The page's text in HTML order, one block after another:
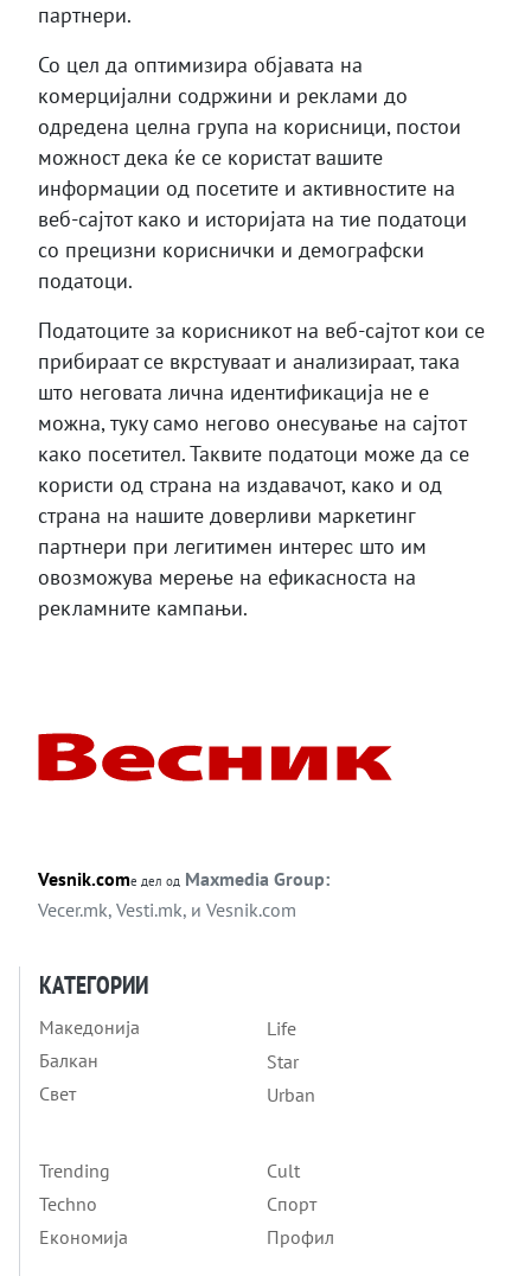
партнери.
Со цел да оптимизира објавата на
комерцијални содржини и реклами до
одредена целна група на корисници, постои
можност дека ќе се користат вашите
информации од посетите и активностите на
веб-сајтот како и историјата на тие податоци
со прецизни кориснички и демографски
податоци.
Податоците за корисникот на веб-сајтот кои се
прибираат се вкрстуваат и анализираат, така
што неговата лична идентификација не е
можна, туку само негово онесување на сајтот
како посетител. Таквите податоци може да се
користи од страна на издавачот, како и од
страна на нашите доверливи маркетинг
партнери при легитимен интерес што им
овозможува мерење на ефикасноста на
рекламните кампањи.
Vesnik.comе дел од Maxmedia Group:
Vecer.mk, Vesti.mk, и Vesnik.com
КАТЕГОРИИ
Македонија
Балкан
Свет
Life
Star
Urban
Trending
Techno
Економија
Cult
Спорт
Профил